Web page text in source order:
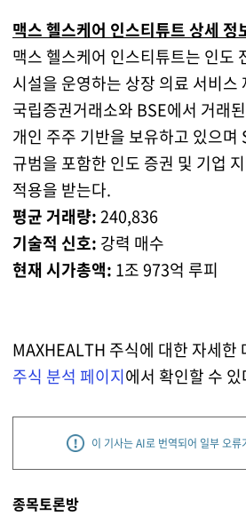
맥스 헬스케어 인스티튜트 상세 정
맥스 헬스케어 인스티튜트는 인도
시설을 운영하는 상장 의료 서비스
국립증권거래소와 BSE에서 거래
개인 주주 기반을 보유하고 있으며
규범을 포함한 인도 증권 및 기업
적용을 받는다.
평균 거래량:240,836
기술적 신호: 강력 매수
현재 시가총액: 1조 973억 루피
MAXHEALTH 주식에 대한 자세한
주식 분석 페이지에서 확인할 수 있
이 기사는 AI로 번역되어 일부 오
종목토론방